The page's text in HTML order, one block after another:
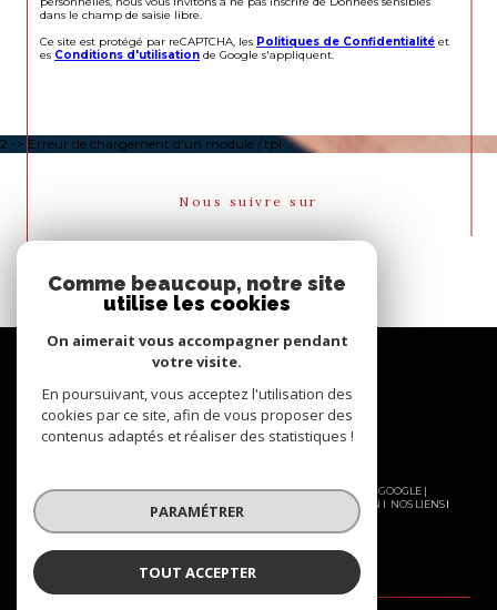
dans le champ de saisie libre.
Ce site est protégé par reCAPTCHA, les Politiques de Confidentialité et
es Conditions d'utilisation de Google s'appliquent.
2 -> Erreur de chargement d'un module /.tpl
Nous suivre sur
© 2026 | TOUS DROITS RÉSERVÉS | TRADUCTION POWERED BY GOOGLE |
PLAN DU SITE MENTIONS LÉGALES ADMIN
NOS LIENS
POLITIQUE RGPD
Comme beaucoup, notre site
utilise les cookies
On aimerait vous accompagner pendant
votre visite.
En poursuivant, vous acceptez l'utilisation des
cookies par ce site, afin de vous proposer des
contenus adaptés et réaliser des statistiques !
PARAMÉTRER
TOUT ACCEPTER